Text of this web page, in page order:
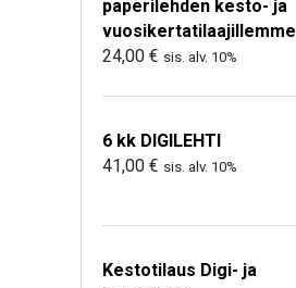
paperilehden kesto- ja
vuosikertatilaajillemme
24,00 € sis. alv. 10%
6 kk DIGILEHTI
41,00 € sis. alv. 10%
Kestotilaus Digi- ja